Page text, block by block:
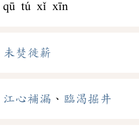
qū tú xǐ xīn
未焚徙薪
江心補漏 、 臨渴掘井